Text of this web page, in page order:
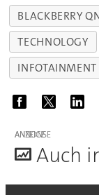
BLACKBERRY
TECHNOLOGY
INFOTAINMENT
ANZEIGE
Auch